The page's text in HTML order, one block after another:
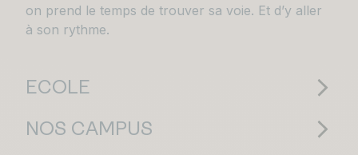
on prend le temps de trouver sa voie. Et d’y aller
à son rythme.
ECOLE
NOS CAMPUS